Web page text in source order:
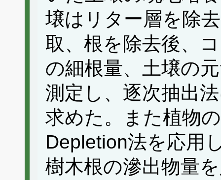
壌はリター層を除
取、根を除去後、
の細根量、土壌の
測定し、逐次抽出
求めた。また植物
Depletion法を応用
樹木根の滲出物量